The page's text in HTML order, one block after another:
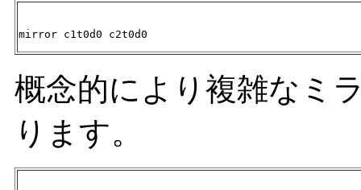
mirror c1t0d0 c2t0d0
概念的により複雑なミ
ります。